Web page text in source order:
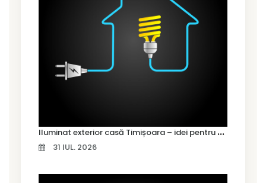
I
luminat exterior casă Timișoara – idei pentru siguranță și confort
31 IUL. 2026